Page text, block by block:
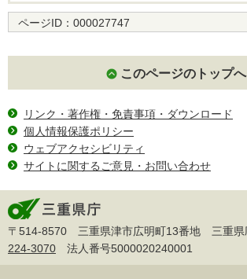
ページID： 000027747
このページのトップへ
リンク・著作権・免責事項・ダウンロード
個人情報保護ポリシー
ウェブアクセシビリティ
サイトに関するご意見・お問い合わせ
〒514-8570 三重県津市広明町13番地 三重県
224-3070 法人番号5000020240001